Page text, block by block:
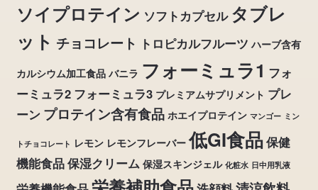
ソイプロテイン ソフトカプセル タブレ
ット チョコレート トロピカルフルーツ ハーブ含有
カルシウム加工食品 バニラ フォーミュラ1 フォ
ーミュラ2 フォーミュラ3 プレミアムサプリメント プレ
ーン プロテイン含有食品 ホエイプロテイン マンゴー ミン
トチョコレート レモン レモンフレーバー 低GI食品保健
機能食品保湿クリーム 保湿スキンジェル 化粧水 日中用乳液